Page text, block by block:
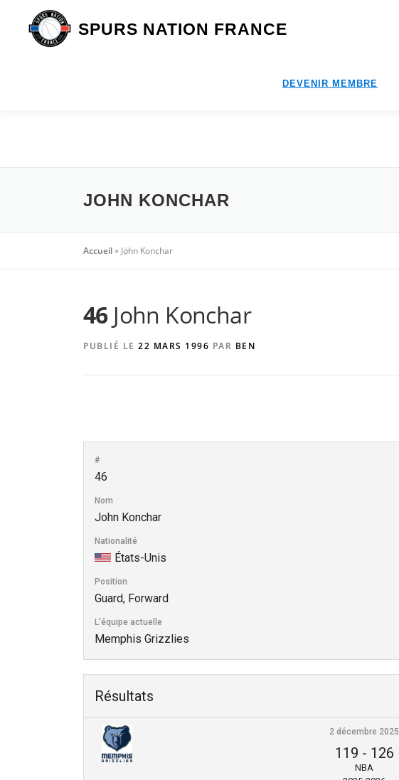
contenu
SPURS NATION FRANCE
DEVENIR MEMBRE
JOHN KONCHAR
Accueil» John Konchar
46John Konchar
PUBLIÉ LE 22 MARS 1996 PAR BEN
#
46
Nom
John Konchar
Nationalité
États-Unis
Position
Guard, Forward
L'équipe actuelle
Memphis Grizzlies
Résultats
2 décembre 2025
119 - 126
NBA